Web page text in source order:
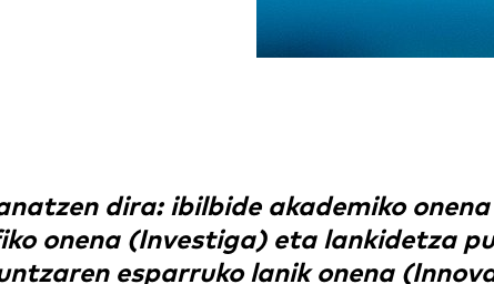
dira: ibilbide akademiko onena
onena (Investiga) eta lankidetza
esparruko lanik onena